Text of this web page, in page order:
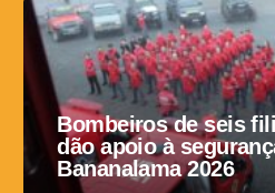
Bombeiros de seis
dão apoio à
Bananalama 2026